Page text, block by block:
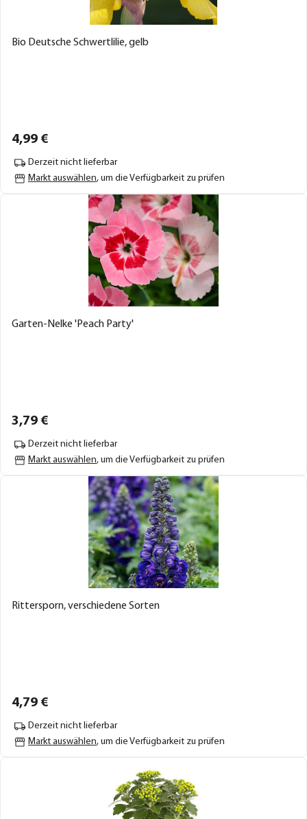
Bio Deutsche Schwertlilie, gelb
4,99 €
Derzeit nicht lieferbar
Markt auswählen, um die Verfügbarkeit zu prüfen
Garten-Nelke 'Peach Party'
3,79 €
Derzeit nicht lieferbar
Markt auswählen, um die Verfügbarkeit zu prüfen
Rittersporn, verschiedene Sorten
4,79 €
Derzeit nicht lieferbar
Markt auswählen, um die Verfügbarkeit zu prüfen